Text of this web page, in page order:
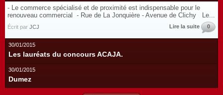
- Le commerce spécialisé et de proximité est indispensable pour le
renouveau commercial - Rue de La Jonquière - Avenue de Clichy Le...
Écrit par JCJ Lire la suite 0
30/01/2015
Les lauréats du concours ACAJA.
30/01/2015
Dumez